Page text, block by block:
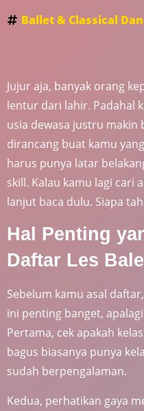
Ballet & Classical
Jujur aja, banyak orang
lentur dari lahir. Padahal
usia dewasa justru makin
dirancang buat kamu
harus punya latar
skill. Kalau kamu lagi cari
lanjut baca dulu. Siapa
Hal Penting
Daftar Les
Sebelum kamu asal
ini penting banget,
Pertama, cek apakah
bagus biasanya punya
sudah berpengalaman.
Kedua, perhatikan gaya